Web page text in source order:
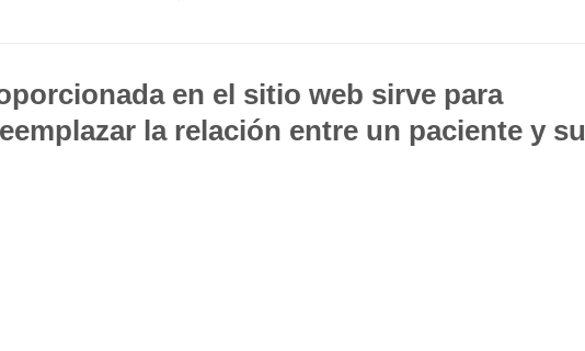
en el sitio web sirve para
la relación entre un paciente y su